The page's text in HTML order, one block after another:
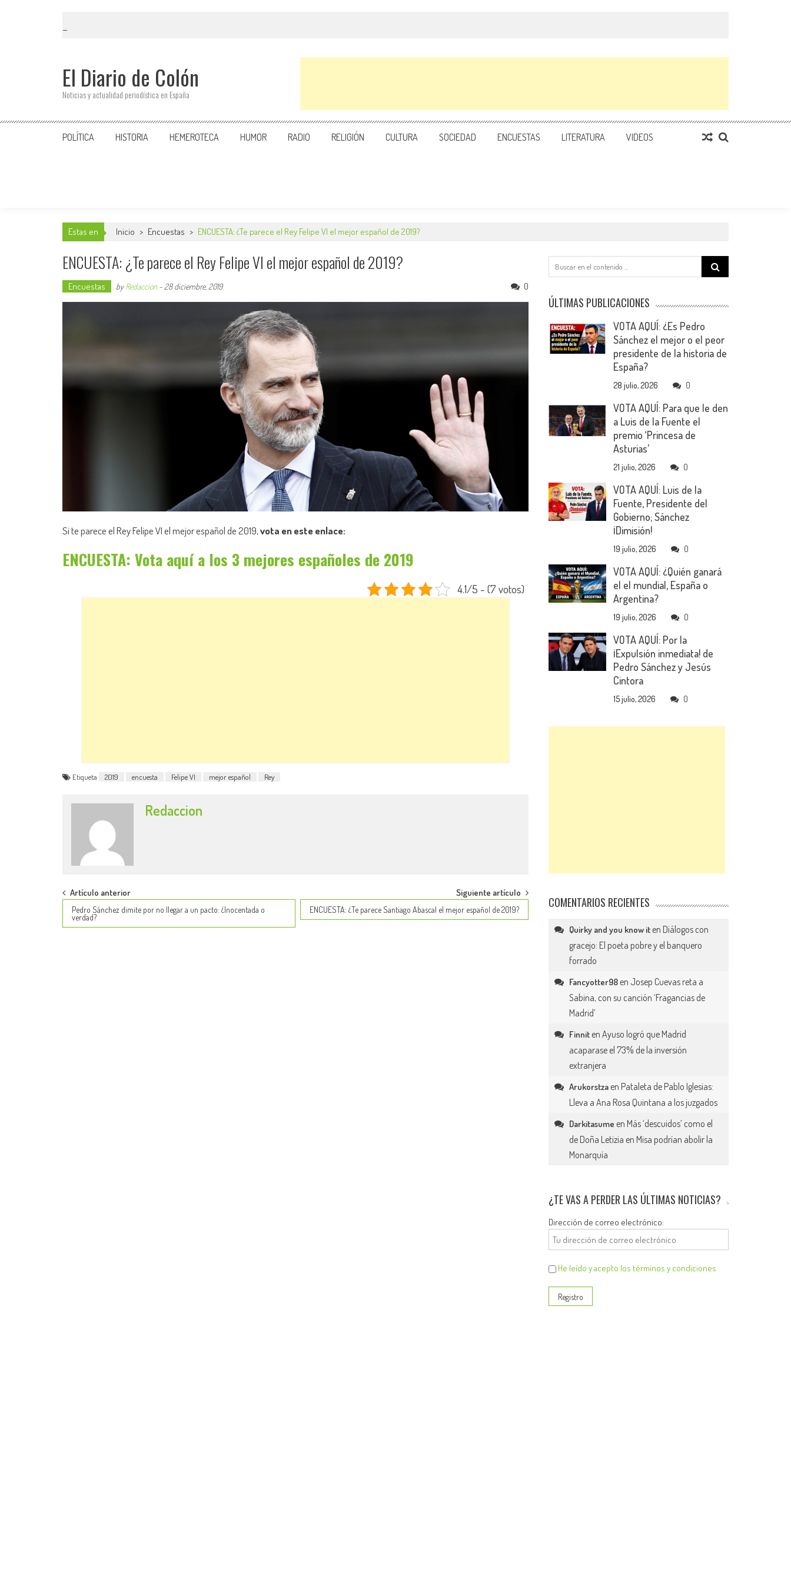
El Diario de Colón
Noticias y actualidad periodística en España
POLÍTICA HISTORIA HEMEROTECA HUMOR RADIO RELIGIÓN CULTURA SOCIEDAD ENCUESTAS LITERATURA VIDEOS
Estas en Inicio > Encuestas > ENCUESTA: ¿Te parece el Rey Felipe VI el mejor español de 2019?
ENCUESTA: ¿Te parece el Rey Felipe VI el mejor español de 2019?
Encuestas byRedaccion - 28 diciembre, 2019 0
Si te parece el Rey Felipe VI el mejor español de 2019,vota en este enlace:
ENCUESTA: Vota aquí a los 3 mejores españoles de 2019
4.1/5 - (7 votos)
Etiqueta 2019 encuesta Felipe VI mejor español Rey
Redaccion
Post
navigation
Artículo anterior
Pedro Sánchez dimite por no llegar a un pacto: ¿Inocentada o
verdad?
Siguiente artículo
ENCUESTA: ¿Te parece Santiago Abascal el mejor español de 2019?
Search
for:
ÚLTIMAS PUBLICACIONES
VOTA AQUÍ: ¿Es Pedro
Sánchez el mejor o el peor
presidente de la historia de
España?
28 julio, 2026 0
VOTA AQUÍ: Para que le den
a Luis de la Fuente el
premio ‘Princesa de
Asturias’
21 julio, 2026 0
VOTA AQUÍ: Luis de la
Fuente, Presidente del
Gobierno; Sánchez
¡Dimisión!
19 julio, 2026 0
VOTA AQUÍ: ¿Quién ganará
el el mundial, España o
Argentina?
19 julio, 2026 0
VOTA AQUÍ: Por la
¡Expulsión inmediata! de
Pedro Sánchez y Jesús
Cintora
15 julio, 2026 0
COMENTARIOS RECIENTES
Quirky and you know it en Diálogos con
gracejo: El poeta pobre y el banquero
forrado
Fancyotter98 en Josep Cuevas reta a
Sabina, con su canción ‘Fragancias de
Madrid’
Finnit enAyuso logró que Madrid
acaparase el 73% de la inversión
extranjera
Arukorstza en Pataleta de Pablo Iglesias:
Lleva a Ana Rosa Quintana a los juzgados
Darkitasume en Más ‘descuidos’ como el
de Doña Letizia en Misa podrían abolir la
Monarquía
¿TE VAS A PERDER LAS ÚLTIMAS NOTICIAS?
Dirección de correo electrónico:
He leído y acepto los términos y condiciones